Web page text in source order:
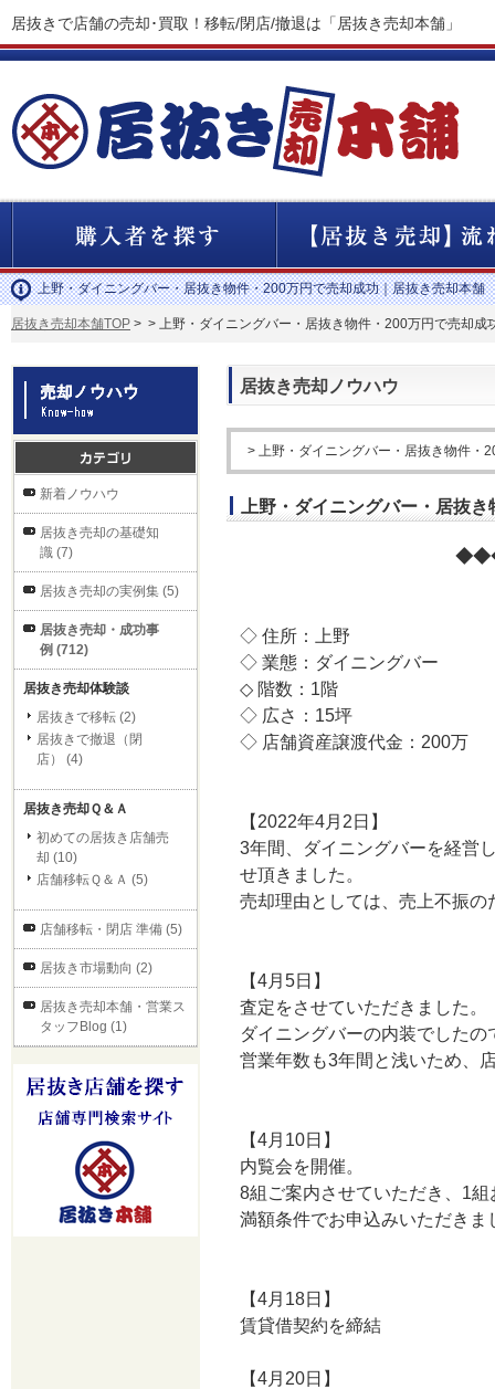
居抜きで店舗の売却･買取！移転/閉店/撤退は「居抜き売却本舗」
上野・ダイニングバー・居抜き物件・200万円で売却成功｜居抜き売却本舗
居抜き売却本舗TOP > > 上野・ダイニングバー・居抜き物件・200万円で売却成
居抜き売却ノウハウ
> 上野・ダイニングバー・居抜き物件・
上野・ダイニングバー・居抜
◇ 住所：上野
◇ 業態：ダイニングバー
◇ 階数：1階
◇ 広さ：15坪
◇ 店舗資産譲渡代金：200万
【2022年4月2日】
3年間、ダイニングバーを経営
せ頂きました。
売却理由としては、売上不振
【4月5日】
査定をさせていただきました。
ダイニングバーの内装でした
営業年数も3年間と浅いため、
【4月10日】
内覧会を開催。
8組ご案内させていただき、1
満額条件でお申込みいただき
【4月18日】
賃貸借契約を締結
【4月20日】
新着ノウハウ
居抜き売却の基礎知
識 (7)
居抜き売却の実例集 (5)
居抜き売却・成功事
例 (712)
居抜き売却体験談
居抜きで移転 (2)
居抜きで撤退（閉
店） (4)
居抜き売却Ｑ＆Ａ
初めての居抜き店舗売
却 (10)
店舗移転Ｑ＆Ａ (5)
店舗移転・閉店 準備 (5)
居抜き市場動向 (2)
居抜き売却本舗・営業ス
タッフBlog (1)